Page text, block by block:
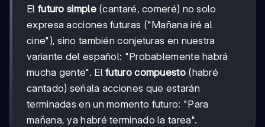
El futuro simple(cantaré, comeré) no solo
expresa acciones futuras ("Mañana iré al
cine"), sino también conjeturas en nuestra
variante del español: "Probablemente habrá
mucha gente". Elfuturo compuesto(habré
cantado) señala acciones que estarán
terminadas en un momento futuro: "Para
mañana, ya habré terminado la tarea".